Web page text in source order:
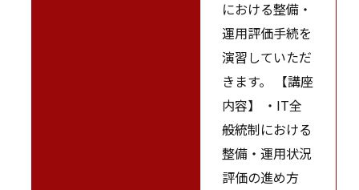
における整備・
運用評価手続を
演習していただ
きます。 【講座
内容】 ・IT全
般統制における
整備・運用状況
評価の進め方